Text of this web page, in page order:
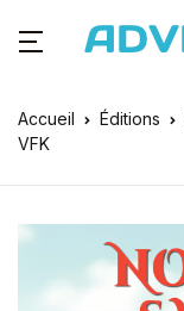
Accueil Éditions
VFK